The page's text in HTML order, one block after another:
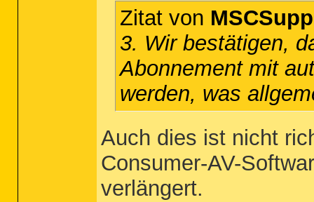
Zitat von
3. Wir bestätigen,
Abonnement mit
werden, was
Auch dies ist nicht
Consumer-AV-
verlängert.